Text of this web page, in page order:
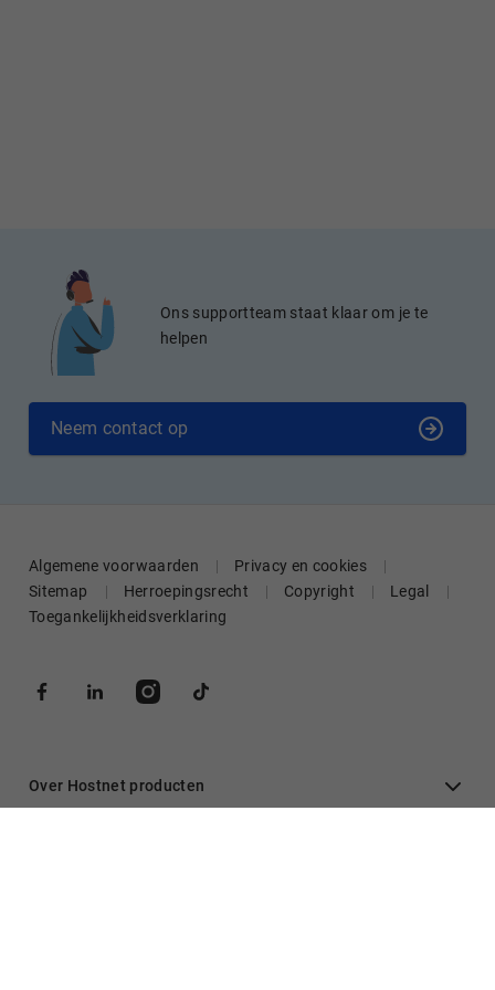
Ons supportteam staat klaar om je te
helpen
Neem contact op
Algemene voorwaarden
Privacy en cookies
Sitemap
Herroepingsrecht Copyright
Legal
Toegankelijkheidsverklaring
Over Hostnet producten